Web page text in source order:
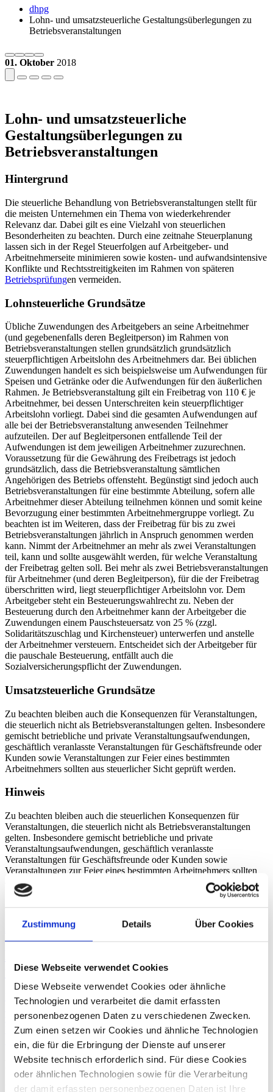
Zustimmung Details Über Cookies
Diese Webseite verwendet Cookies
Diese Webseite verwendet Cookies oder ähnliche
Technologien und verarbeitet die damit erfassten
personenbezogenen Daten zu verschiedenen Zwecken.
Zum einen setzen wir Cookies und ähnliche Technologien
ein, die für die Erbringung der Dienste auf unserer
Website technisch erforderlich sind. Für diese Cookies
oder ähnlichen Technologien sowie für die Verarbeitung
der damit erfassten personenbezogenen Daten ist Ihre
dhpg
Lohn- und umsatzsteuerliche Gestaltungsüberlegungen zu
Betriebsveranstaltungen
01. Oktober 2018
Lohn- und umsatzsteuerliche
Gestaltungsüberlegungen zu
Betriebsveranstaltungen
Hintergrund
Die steuerliche Behandlung von Betriebsveranstaltungen stellt für
die meisten Unternehmen ein Thema von wiederkehrender
Relevanz dar. Dabei gilt es eine Vielzahl von steuerlichen
Besonderheiten zu beachten. Durch eine zeitnahe Steuerplanung
lassen sich in der Regel Steuerfolgen auf Arbeitgeber- und
Arbeitnehmerseite minimieren sowie kosten- und aufwandsintensive
Konflikte und Rechtsstreitigkeiten im Rahmen von späteren
Betriebsprüfungen vermeiden.
Lohnsteuerliche Grundsätze
Übliche Zuwendungen des Arbeitgebers an seine Arbeitnehmer
(und gegebenenfalls deren Begleitperson) im Rahmen von
Betriebsveranstaltungen stellen grundsätzlich grundsätzlich
steuerpflichtigen Arbeitslohn des Arbeitnehmers dar. Bei üblichen
Zuwendungen handelt es sich beispielsweise um Aufwendungen für
Speisen und Getränke oder die Aufwendungen für den äußerlichen
Rahmen. Je Betriebsveranstaltung gilt ein Freibetrag von 110 € je
Arbeitnehmer, bei dessen Unterschreiten kein steuerpflichtiger
Arbeitslohn vorliegt. Dabei sind die gesamten Aufwendungen auf
alle bei der Betriebsveranstaltung anwesenden Teilnehmer
aufzuteilen. Der auf Begleitpersonen entfallende Teil der
Aufwendungen ist dem jeweiligen Arbeitnehmer zuzurechnen.
Voraussetzung für die Gewährung des Freibetrags ist jedoch
grundsätzlich, dass die Betriebsveranstaltung sämtlichen
Angehörigen des Betriebs offensteht. Begünstigt sind jedoch auch
Betriebsveranstaltungen für eine bestimmte Abteilung, sofern alle
Arbeitnehmer dieser Abteilung teilnehmen können und somit keine
Bevorzugung einer bestimmten Arbeitnehmergruppe vorliegt. Zu
beachten ist im Weiteren, dass der Freibetrag für bis zu zwei
Betriebsveranstaltungen jährlich in Anspruch genommen werden
kann. Nimmt der Arbeitnehmer an mehr als zwei Veranstaltungen
teil, kann und sollte ausgewählt werden, für welche Veranstaltung
der Freibetrag gelten soll. Bei mehr als zwei Betriebsveranstaltungen
für Arbeitnehmer (und deren Begleitperson), für die der Freibetrag
überschritten wird, liegt steuerpflichtiger Arbeitslohn vor. Dem
Arbeitgeber steht ein Besteuerungswahlrecht zu. Neben der
Besteuerung durch den Arbeitnehmer kann der Arbeitgeber die
Zuwendungen einem Pauschsteuersatz von 25 % (zzgl.
Solidaritätszuschlag und Kirchensteuer) unterwerfen und anstelle
der Arbeitnehmer versteuern. Entscheidet sich der Arbeitgeber für
die pauschale Besteuerung, entfällt auch die
Sozialversicherungspflicht der Zuwendungen.
Umsatzsteuerliche Grundsätze
Zu beachten bleiben auch die Konsequenzen für Veranstaltungen,
die steuerlich nicht als Betriebsveranstaltungen gelten. Insbesondere
gemischt betriebliche und private Veranstaltungsaufwendungen,
geschäftlich veranlasste Veranstaltungen für Geschäftsfreunde oder
Kunden sowie Veranstaltungen zur Feier eines bestimmten
Arbeitnehmers sollten aus steuerlicher Sicht geprüft werden.
Hinweis
Zu beachten bleiben auch die steuerlichen Konsequenzen für
Veranstaltungen, die steuerlich nicht als Betriebsveranstaltungen
gelten. Insbesondere gemischt betriebliche und private
Veranstaltungsaufwendungen, geschäftlich veranlasste
Veranstaltungen für Geschäftsfreunde oder Kunden sowie
Veranstaltungen zur Feier eines bestimmten Arbeitnehmers sollten
aus steuerlicher Hinsicht besonders geprüft werden.
Ähnliche Beiträge
29. August2017
umsatzsteuerpflichtig sein
Das Bundesfinanzministerium nahm Stellung zur Frage, ob die
Ehrung von Jubilaren Betriebsveranstaltungen sind und wie mit
zugewendeten Leistungen steuerlich zu verfahren ist.
Umsatzsteuerberatung
Zurück
Marko Müller
Wirtschaftsprüfer, Steuerberater